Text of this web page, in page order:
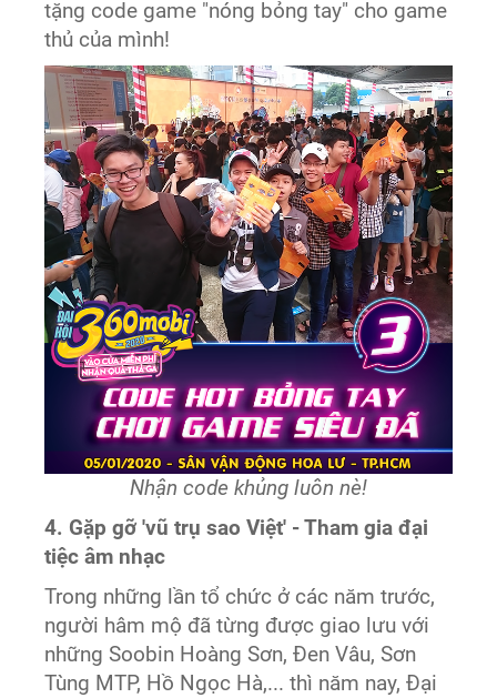
tặng code game "nóng bỏng tay" cho game
thủ của mình!
Nhận code khủng luôn nè!
4. Gặp gỡ 'vũ trụ sao Việt' - Tham gia đại
tiệc âm nhạc
Trong những lần tổ chức ở các năm trước,
người hâm mộ đã từng được giao lưu với
những Soobin Hoàng Sơn, Đen Vâu, Sơn
Tùng MTP, Hồ Ngọc Hà,... thì năm nay, Đại